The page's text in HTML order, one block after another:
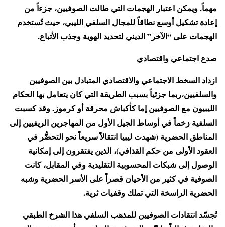
مهماً. ويمكن اعتبار الهجمات التي طالت الصوفيين، جزءاً من
إعادة تشكيل أوسع نطاقاً للمجال السلفي الليبي، حيث تُستخدم
الهجمات على “الآخر” الديني لتحديد الهوية وجذب الأتباع.
صدع اجتماعي واقتصادي
ازداد السخط الاجتماعي والاقتصادي المتبادل بين الصوفيين
والسلفيين،ربما جزئياً بسبب الطريقة التي كان يتعامل بها الحكام
الليبيون مع الصوفيين إما كأكباش محرقة أو كرموز. وقد كسبت
السلفية زخماً في أوساط الجيل الأول من المهاجرين الريفيين إلى
المناطق الحضرية (شهدت ليبيا انتقالاً سريعاً نحو التحضُّر في
العقود الأولى من حكم القذافي)، الذين يفتقرون إلى إمكانية
الوصول إلى شبكات المحسوبية التقليدية وفي المقابل، كانت
الصوفية في كثير من الأحيان قصراً على الأسر الحضرية وشبه
الحضرية الراسخة التي تملك وقفيات ثرية.
تُجسّد انتقادات الصوفيين للمذهب السلفي هذا الشرخ الطبقي